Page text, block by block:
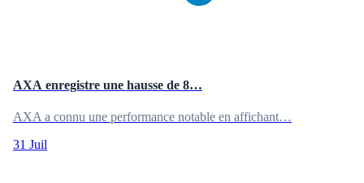
AXA enregistre une hausse de 8…
AXA a connu une performance notable en affichant…
31 Juil